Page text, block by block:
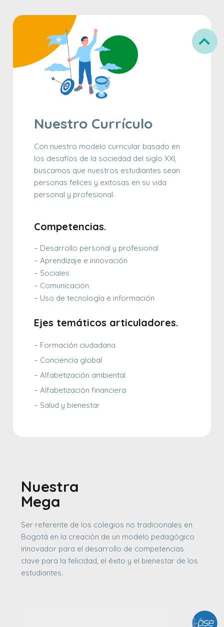
Nuestro Currículo
Con nuestro modelo curricular basado en
los desafíos de la sociedad del siglo XXI,
buscamos que nuestros estudiantes sean
personas felices y exitosas en su vida
personal y profesional.
Competencias.
– Desarrollo personal y profesional
– Aprendizaje e innovación
– Sociales
– Comunicación
– Uso de tecnología e información
Ejes temáticos articuladores.
– Formación ciudadana
– Conciencia global
– Alfabetización ambiental
– Alfabetización financiera
– Salud y bienestar
Nuestra
Mega
Ser referente de los colegios no tradicionales en
Bogotá en la creación de un modelo pedagógico
innovador para el desarrollo de competencias
clave para la felicidad, el éxito y el bienestar de los
estudiantes.